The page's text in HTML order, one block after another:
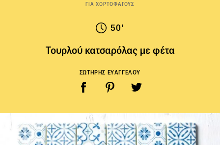
ΓΙΑ ΧΟΡΤΟΦΑΓΟΥΣ
50'
Τουρλού κατσαρόλας με φέτα
ΣΩΤΗΡΗΣ ΕΥΑΓΓΕΛΟΥ